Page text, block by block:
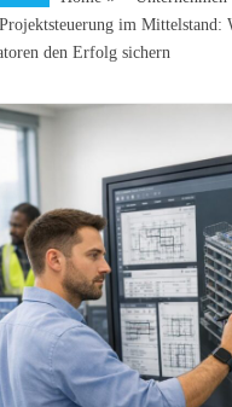
im Mittelstand:
den Erfolg sichern